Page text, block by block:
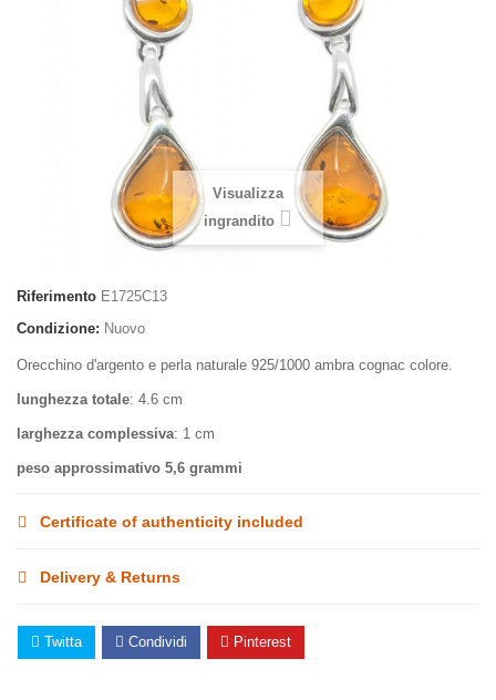
Visualizza
ingrandito
Riferimento E1725C13
Condizione: Nuovo
Orecchino d'argento e perla naturale 925/1000 ambra cognac colore.
lunghezza totale: 4.6 cm
larghezza complessiva: 1 cm
peso approssimativo 5,6 grammi
Certificate of authenticity included
Delivery & Returns
Twitta Condividi Pinterest